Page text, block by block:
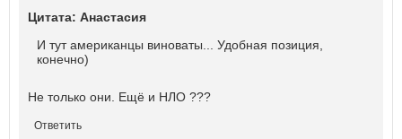
Цитата: Анастасия
И тут американцы виноваты... Удобная позиция,
конечно)
Не только они. Ещё и НЛО ???
Ответить